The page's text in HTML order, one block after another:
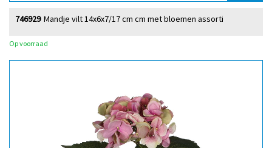
Mandje vilt 14x6x7/17 cm cm met bloemen assorti
746929
Op voorraad